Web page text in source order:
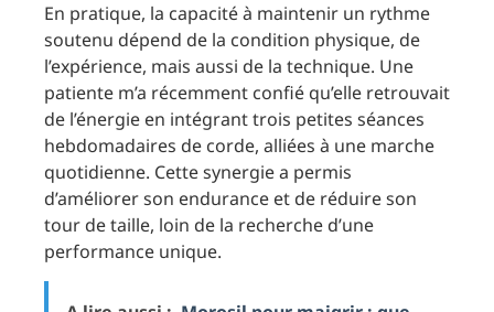
En pratique, la capacité à maintenir un rythme
soutenu dépend de la condition physique, de
l’expérience, mais aussi de la technique. Une
patiente m’a récemment confié qu’elle retrouvait
de l’énergie en intégrant trois petites séances
hebdomadaires de corde, alliées à une marche
quotidienne. Cette synergie a permis
d’améliorer son endurance et de réduire son
tour de taille, loin de la recherche d’une
performance unique.